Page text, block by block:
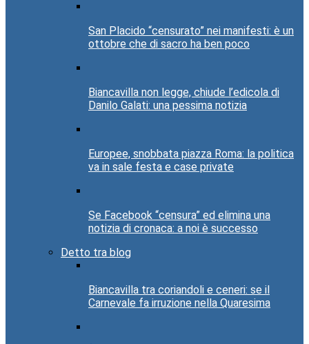
San Placido “censurato” nei manifesti: è un
ottobre che di sacro ha ben poco
Biancavilla non legge, chiude l’edicola di
Danilo Galati: una pessima notizia
Europee, snobbata piazza Roma: la politica
va in sale festa e case private
Se Facebook “censura” ed elimina una
notizia di cronaca: a noi è successo
Detto tra blog
Biancavilla tra coriandoli e ceneri: se il
Carnevale fa irruzione nella Quaresima